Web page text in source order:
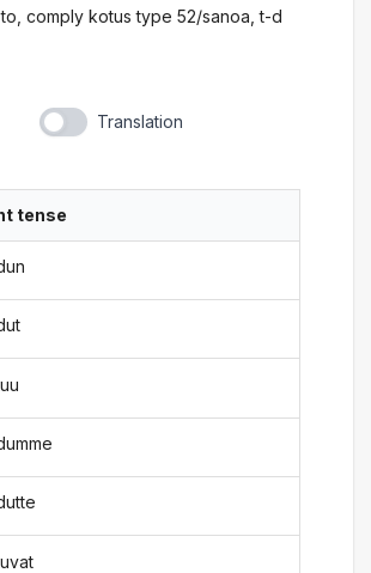
comply kotus type 52/sanoa, t-d
Translation
tense